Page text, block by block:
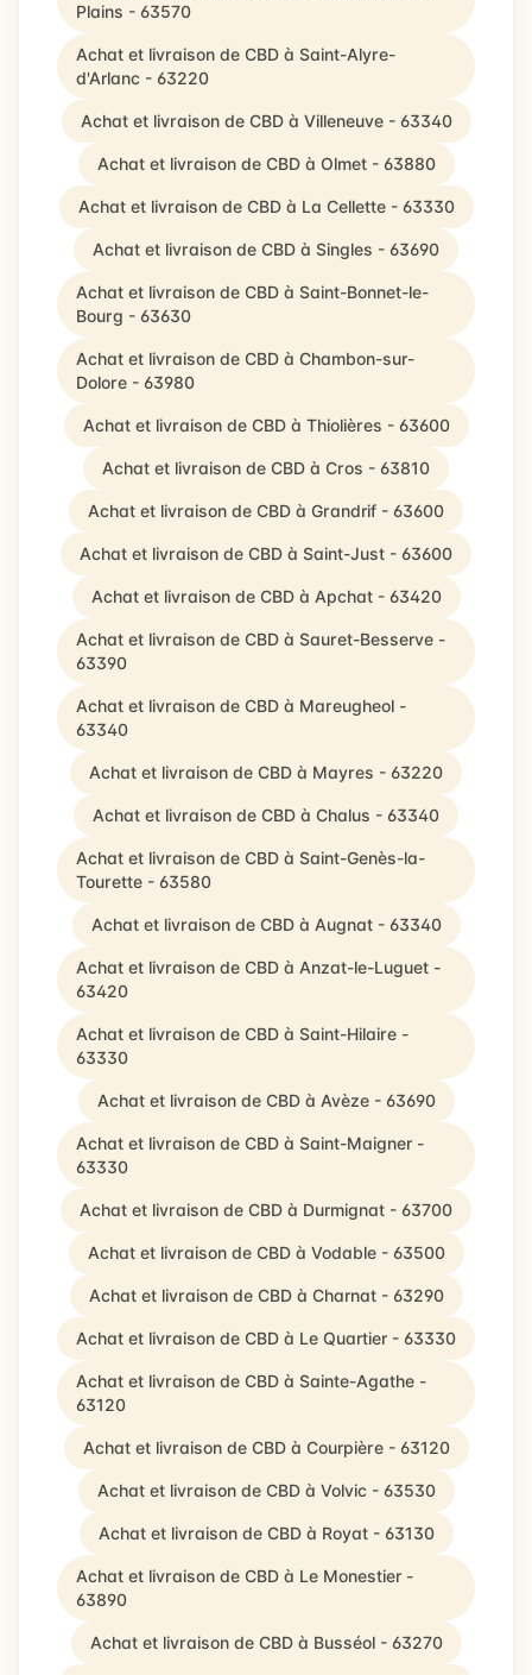
Plains - 63570
Achat et livraison de CBD à Saint-Alyre-
d'Arlanc - 63220
Achat et livraison de CBD à Villeneuve - 63340
Achat et livraison de CBD à Olmet - 63880
Achat et livraison de CBD à La Cellette - 63330
Achat et livraison de CBD à Singles - 63690
Achat et livraison de CBD à Saint-Bonnet-le-
Bourg - 63630
Achat et livraison de CBD à Chambon-sur-
Dolore - 63980
Achat et livraison de CBD à Thiolières - 63600
Achat et livraison de CBD à Cros - 63810
Achat et livraison de CBD à Grandrif - 63600
Achat et livraison de CBD à Saint-Just - 63600
Achat et livraison de CBD à Apchat - 63420
Achat et livraison de CBD à Sauret-Besserve -
63390
Achat et livraison de CBD à Mareugheol -
63340
Achat et livraison de CBD à Mayres - 63220
Achat et livraison de CBD à Chalus - 63340
Achat et livraison de CBD à Saint-Genès-la-
Tourette - 63580
Achat et livraison de CBD à Augnat - 63340
Achat et livraison de CBD à Anzat-le-Luguet -
63420
Achat et livraison de CBD à Saint-Hilaire -
63330
Achat et livraison de CBD à Avèze - 63690
Achat et livraison de CBD à Saint-Maigner -
63330
Achat et livraison de CBD à Durmignat - 63700
Achat et livraison de CBD à Vodable - 63500
Achat et livraison de CBD à Charnat - 63290
Achat et livraison de CBD à Le Quartier - 63330
Achat et livraison de CBD à Sainte-Agathe -
63120
Achat et livraison de CBD à Courpière - 63120
Achat et livraison de CBD à Volvic - 63530
Achat et livraison de CBD à Royat - 63130
Achat et livraison de CBD à Le Monestier -
63890
Achat et livraison de CBD à Busséol - 63270